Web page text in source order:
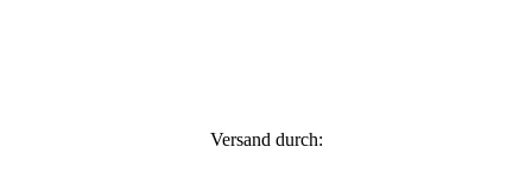
Versand durch: